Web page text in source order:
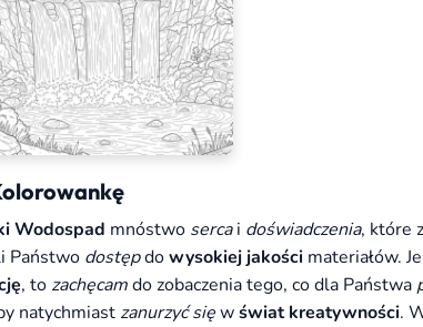
Wodospad mnóstwo sercai doświadczenia, które
Państwo dostępdowysokiej jakości materiałów.
, to zachęcamdo zobaczenia tego, co dla Państwa
natychmiast zanurzyć sięwświat kreatywności.